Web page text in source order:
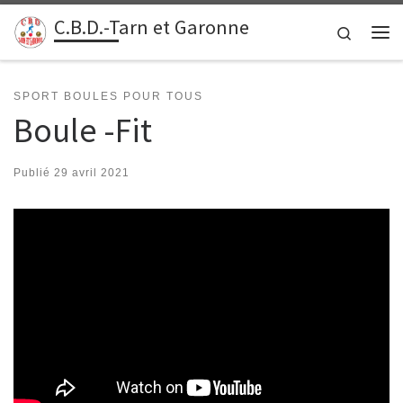
Passer au contenu
C.B.D.-Tarn et Garonne
Search
SPORT BOULES POUR TOUS
Boule -Fit
Publié 29 avril 2021